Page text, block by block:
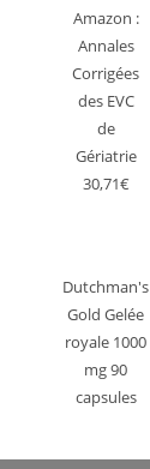
Amazon :
Annales
Corrigées
des EVC
de
Gériatrie
30,71€
Dutchman's
Gold Gelée
royale 1000
mg 90
capsules